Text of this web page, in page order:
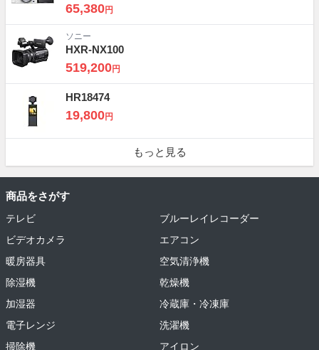
65,380円
ソニー
HXR-NX100
519,200円
HR18474
19,800円
もっと見る
商品をさがす
テレビ
ブルーレイレコーダー
ビデオカメラ
エアコン
暖房器具
空気清浄機
除湿機
乾燥機
加湿器
冷蔵庫・冷凍庫
電子レンジ
洗濯機
掃除機
アイロン